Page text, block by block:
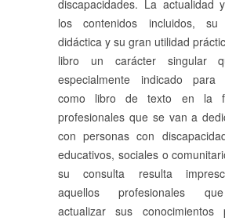
discapacidades. La actualidad
los contenidos incluidos, su
didáctica y su gran utilidad
libro un carácter singular
especialmente indicado para
como libro de texto en la
profesionales que se van a
con personas con
educativos, sociales o
su consulta resulta
aquellos profesionales
actualizar sus conocimientos